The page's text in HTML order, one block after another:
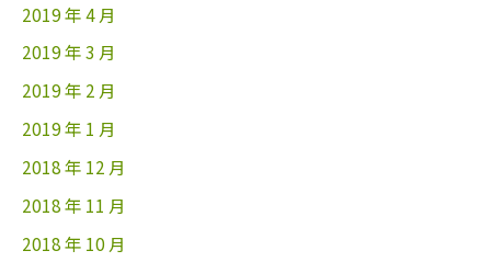
2019 年 4 月
2019 年 3 月
2019 年 2 月
2019 年 1 月
2018 年 12 月
2018 年 11 月
2018 年 10 月